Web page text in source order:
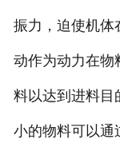
振力，迫使机体
动作为动力在物
料以达到进料目
小的物料可以通